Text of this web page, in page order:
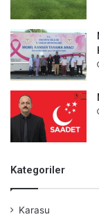
Kategoriler
Karasu